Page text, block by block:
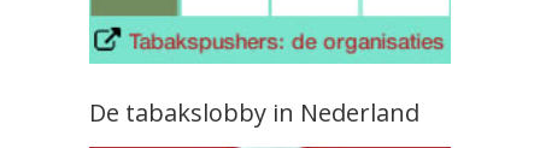
De tabakslobby in Nederland